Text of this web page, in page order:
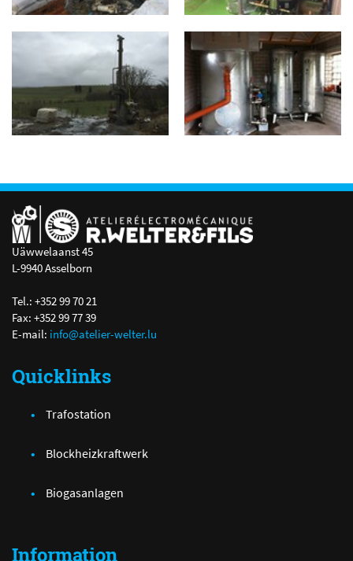
Uäwwelaanst 45
L-9940 Asselborn
Tel.: +352 99 70 21
Fax: +352 99 77 39
E-mail: info@atelier-welter.lu
Quicklinks
Trafostation
Blockheizkraftwerk
Biogasanlagen
Information